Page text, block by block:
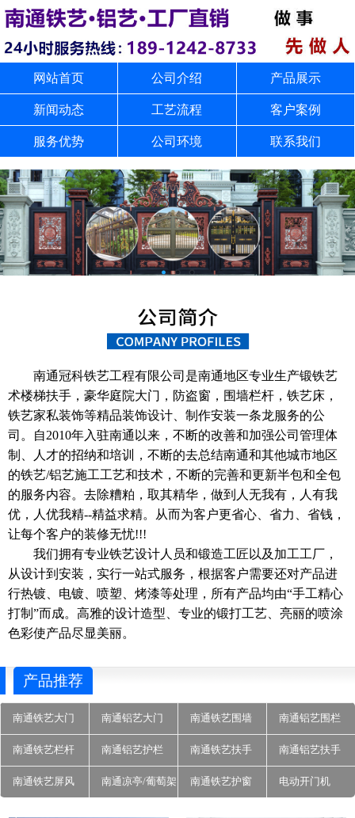
网站首页 公司介绍 产品展示
新闻动态 工艺流程 客户案例
服务优势 公司环境 联系我们
南通冠科铁艺工程有限公司是南通地区专业生产锻铁艺
术楼梯扶手，豪华庭院大门，防盗窗，围墙栏杆，铁艺床，
铁艺家私装饰等精品装饰设计、制作安装一条龙服务的公
司。自2010年入驻南通以来，不断的改善和加强公司管理体
制、人才的招纳和培训，不断的去总结南通和其他城市地区
的铁艺/铝艺施工工艺和技术，不断的完善和更新半包和全包
的服务内容。去除糟粕，取其精华，做到人无我有，人有我
优，人优我精--精益求精。从而为客户更省心、省力、省钱，
让每个客户的装修无忧!!!
我们拥有专业铁艺设计人员和锻造工匠以及加工工厂，
从设计到安装，实行一站式服务，根据客户需要还对产品进
行热镀、电镀、喷塑、烤漆等处理，所有产品均由“手工精心
打制”而成。高雅的设计造型、专业的锻打工艺、亮丽的喷涂
色彩使产品尽显美丽。
产品推荐
南通铁艺大门 南通铝艺大门 南通铁艺围墙 南通铝艺围栏
南通铁艺栏杆 南通铝艺护栏 南通铁艺扶手 南通铝艺扶手
南通铁艺屏风 南通凉亭/葡萄架 南通铁艺护窗 电动开门机